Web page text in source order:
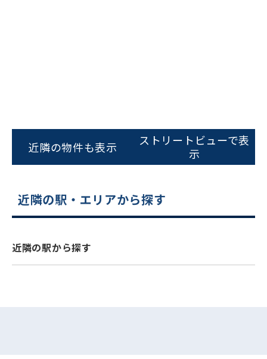
をお伝えいただくと
スムーズにご案内できます
平日 9:00〜18:00
フォームでお問い合わせ
近隣の物件も表示
ストリートビューで表
示
近隣の駅・エリアから探す
近隣の駅から探す